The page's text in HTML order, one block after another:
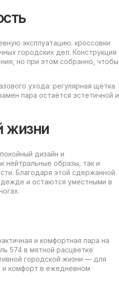
эксплуатацию: кроссовки
городских дел. Конструкция
но при этом собранно, чтобы
ухода: регулярная щётка
пара остаётся эстетичной и
жизни
дизайн и
нейтральные образы, так и
Благодаря этой сдержанной
и остаются уместными в
и комфортная пара на
574 в мятной расцветке
городской жизни — для
и комфорт в ежедневном